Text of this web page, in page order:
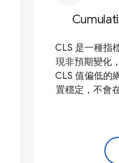
CLS 是一種指
現非預期變化
CLS 值偏低的
置穩定，不會